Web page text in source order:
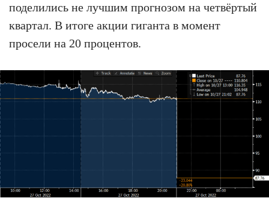
поделились не лучшим прогнозом на четвёртый
квартал. В итоге акции гиганта в момент
просели на 20 процентов.